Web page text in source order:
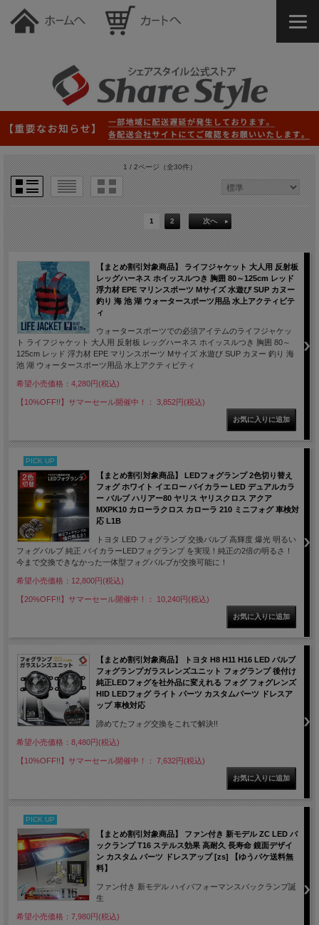
1 / 2ページ（全30件）
1 2 次へ
【まとめ割引対象商品】 ライフジャケット 大人用 反射板
レッグハーネス ホイッスルつき 胸囲 80～125cm レッド
浮力材 EPE マリンスポーツ Mサイズ 水遊び SUP カヌー
釣り 海 池 湖 ウォータースポーツ用品 水上アクティビテ
ィ
ウォータースポーツでの必須アイテムのライフジャケッ
ト ライフジャケット 大人用 反射板 レッグハーネス ホイッスルつき 胸囲 80～
125cm レッド 浮力材 EPE マリンスポーツ Mサイズ 水遊び SUP カヌー 釣り 海
池 湖 ウォータースポーツ用品 水上アクティビティ
希望小売価格：4,280円(税込)
【10%OFF!!】サマーセール開催中！： 3,852円(税込)
PICK UP
【まとめ割引対象商品】 LEDフォグランプ 2色切り替え
フォグ ホワイト イエロー バイカラー LED デュアルカラ
ー バルブ ハリアー80 ヤリス ヤリスクロス アクア
MXPK10 カローラクロス カローラ 210 ミニフォグ 車検対
応 L1B
トヨタ LED フォグランプ 交換バルブ 高輝度 爆光 明るい
フォグバルブ 純正 バイカラーLEDフォグランプ を実現！純正の2倍の明るさ！
今まで交換できなかった一体型フォグバルブが交換可能に！
希望小売価格：12,800円(税込)
【20%OFF!!】サマーセール開催中！： 10,240円(税込)
【まとめ割引対象商品】 トヨタ H8 H11 H16 LED バルブ
フォグランプガラスレンズユニット フォグランプ 後付け
純正LEDフォグを社外品に変えれる フォグ フォグレンズ
HID LEDフォグ ライト パーツ カスタムパーツ ドレスア
ップ 車検対応
諦めてたフォグ交換をこれで解決!!
希望小売価格：8,480円(税込)
【10%OFF!!】サマーセール開催中！： 7,632円(税込)
PICK UP
【まとめ割引対象商品】 ファン付き 新モデル ZC LED バ
ックランプ T16 ステルス効果 高耐久 長寿命 鏡面デザイ
ン カスタム パーツ ドレスアップ [zs] 【ゆうパケ送料無
料】
ファン付き 新モデル ハイパフォーマンスバックランプ誕
生
希望小売価格：7,980円(税込)